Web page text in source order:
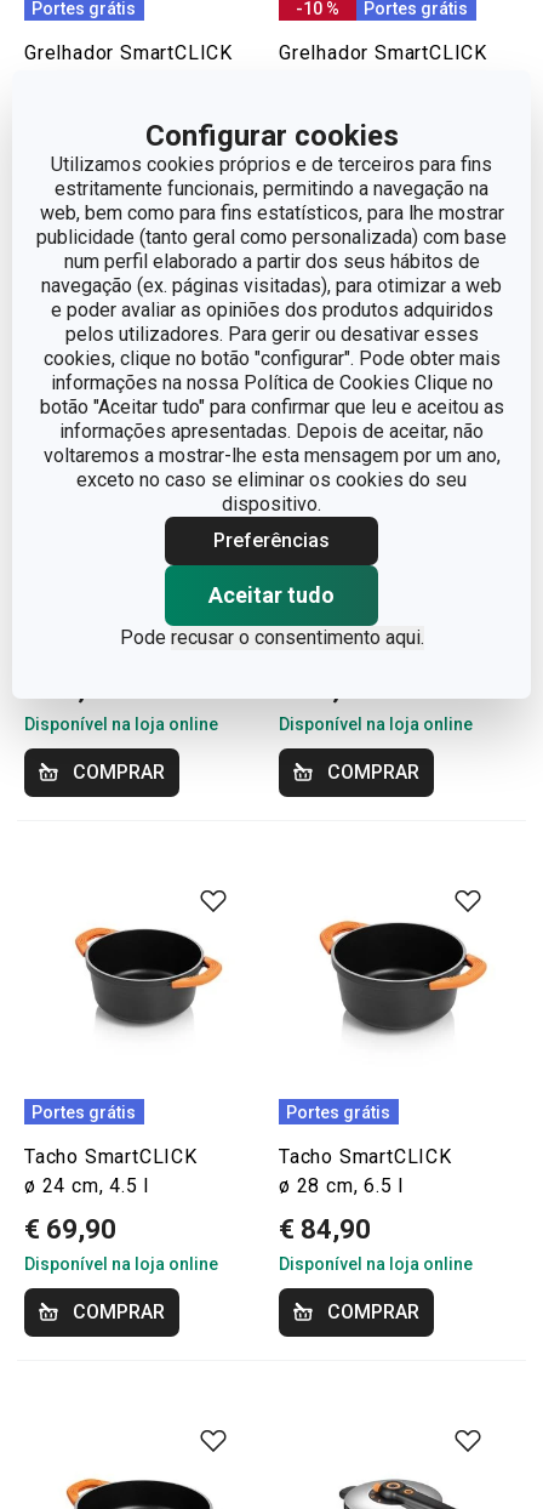
Configurar cookies
Utilizamos cookies próprios e de terceiros para fins
estritamente funcionais, permitindo a navegação na
web, bem como para fins estatísticos, para lhe mostrar
publicidade (tanto geral como personalizada) com base
num perfil elaborado a partir dos seus hábitos de
navegação (ex. páginas visitadas), para otimizar a web
e poder avaliar as opiniões dos produtos adquiridos
pelos utilizadores. Para gerir ou desativar esses
cookies, clique no botão "configurar". Pode obter mais
informações na nossa Política de Cookies Clique no
botão "Aceitar tudo" para confirmar que leu e aceitou as
informações apresentadas. Depois de aceitar, não
voltaremos a mostrar-lhe esta mensagem por um ano,
exceto no caso se eliminar os cookies do seu
dispositivo.
Preferências
Aceitar tudo
Pode recusar o consentimento aqui.
Portes grátis
Grelhador SmartCLICK
€ 56,90
Disponível na loja online
COMPRAR
-10 % Portes grátis
Grelhador SmartCLICK
€ 77,90
€ 69,95
Disponível na loja online
COMPRAR
Frigideira com 4 círculos
SmartCLICK ø 24 cm
Disponível na loja online
COMPRAR
Portes grátis
Tacho SmartCLICK
ø 20 cm, 2.5 l
Disponível na loja online
COMPRAR
Portes grátis
Tacho SmartCLICK
ø 24 cm, 4.5 l
€ 69,90
Disponível na loja online
COMPRAR
Portes grátis
Tacho SmartCLICK
ø 28 cm, 6.5 l
€ 84,90
Disponível na loja online
COMPRAR